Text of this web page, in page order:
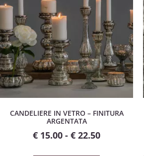
CANDELIERE IN VETRO – FINITURA
ARGENTATA
€ 15.00 - € 22.50